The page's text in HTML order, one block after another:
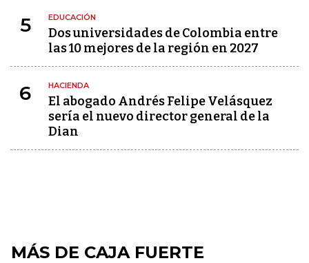
5 EDUCACIÓN
Dos universidades de Colombia entre
las 10 mejores de la región en 2027
6 HACIENDA
El abogado Andrés Felipe Velásquez
sería el nuevo director general de la
Dian
MÁS DE CAJA FUERTE